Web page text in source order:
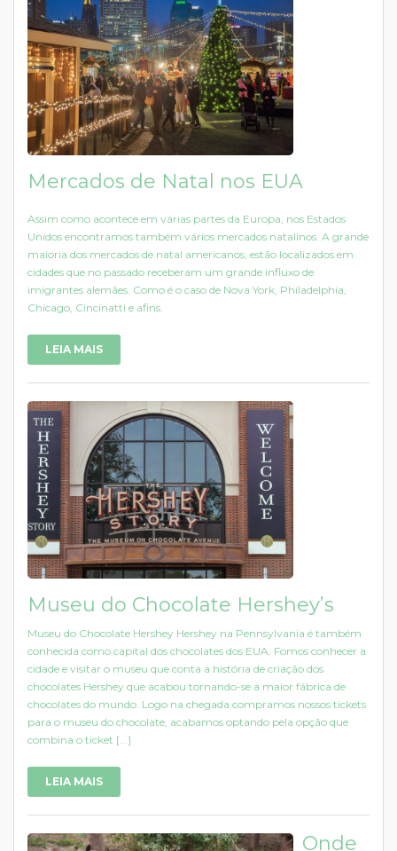
Mercados de Natal nos EUA
Assim como acontece em várias partes da Europa, nos Estados
Unidos encontramos também vários mercados natalinos. A grande
maioria dos mercados de natal americanos, estão localizados em
cidades que no passado receberam um grande influxo de
imigrantes alemães. Como é o caso de Nova York, Philadelphia,
Chicago, Cincinatti e afins.
LEIA MAIS
Museu do Chocolate Hershey’s
Museu do Chocolate Hershey Hershey na Pennsylvania é também
conhecida como capital dos chocolates dos EUA. Fomos conhecer a
cidade e visitar o museu que conta a história de criação dos
chocolates Hershey que acabou tornando-se a maior fábrica de
chocolates do mundo. Logo na chegada compramos nossos tickets
para o museu do chocolate, acabamos optando pela opção que
combina o ticket [...]
LEIA MAIS
Onde